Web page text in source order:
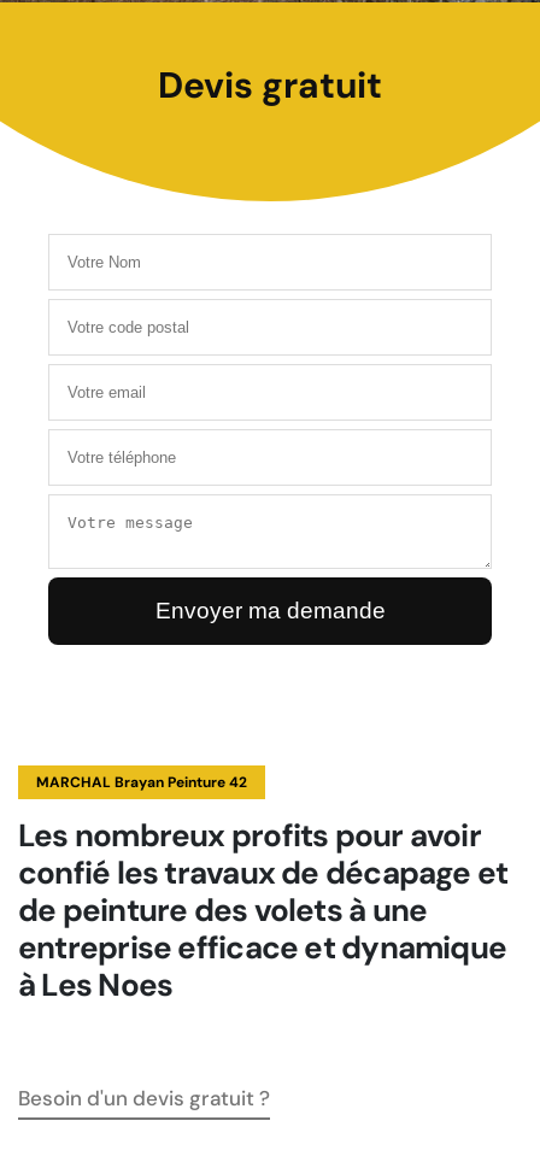
Devis gratuit
MARCHAL Brayan Peinture 42
Les nombreux profits pour avoir
confié les travaux de décapage et
de peinture des volets à une
entreprise efficace et dynamique
à Les Noes
Besoin d'un devis gratuit ?